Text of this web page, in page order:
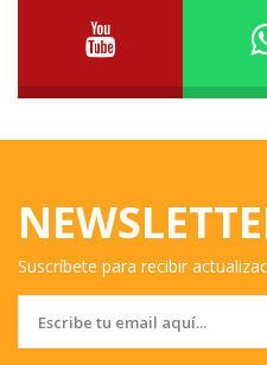
Suscríbete para recibir